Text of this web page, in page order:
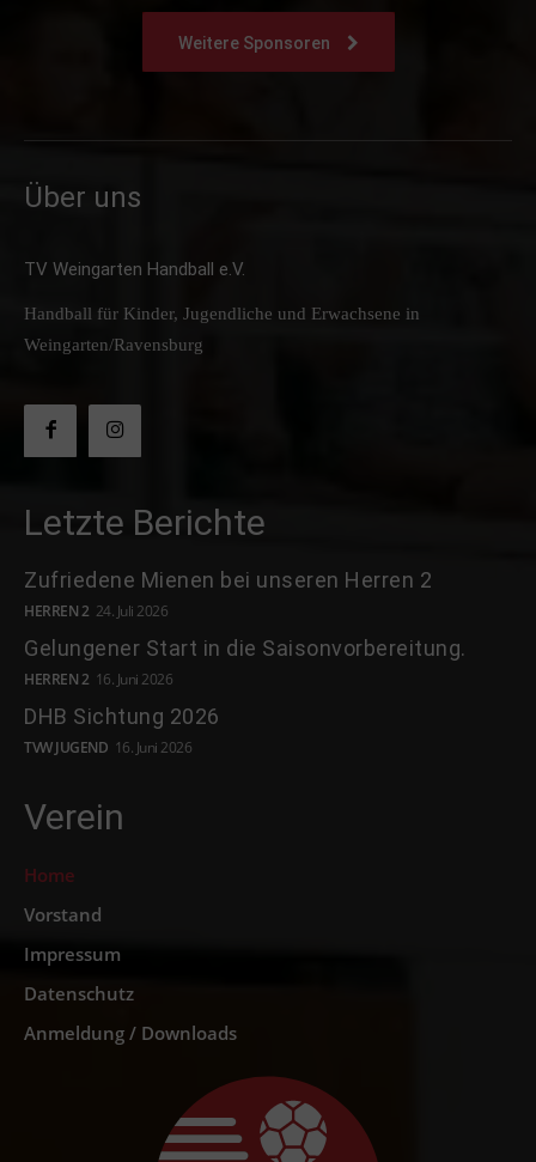
Weitere Sponsoren
Über uns
TV Weingarten Handball e.V.
Handball für Kinder, Jugendliche und Erwachsene in
Weingarten/Ravensburg
Letzte Berichte
Zufriedene Mienen bei unseren Herren 2
HERREN 2 24. Juli 2026
Gelungener Start in die Saisonvorbereitung.
HERREN 2 16. Juni 2026
DHB Sichtung 2026
TVW JUGEND 16. Juni 2026
Verein
Home
Vorstand
Impressum
Datenschutz
Anmeldung / Downloads